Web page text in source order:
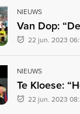
NIEUWS
Van Dop:
22 jun. 2023
NIEUWS
Te Kloese:
22 jun. 2023